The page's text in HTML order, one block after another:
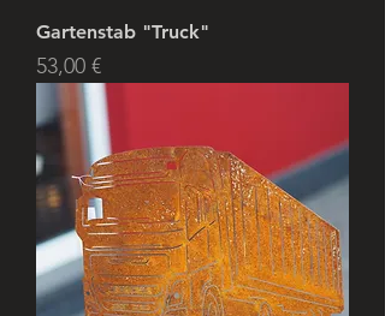
Gartenstab "Truck"
Preis
53,00 €